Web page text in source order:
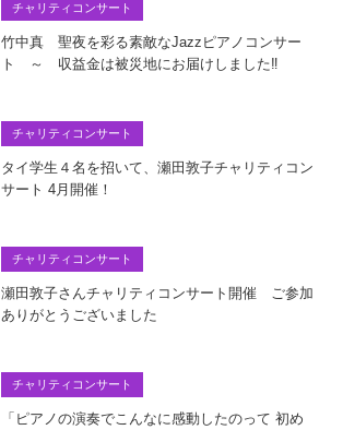
チャリティコンサート
竹中真 聖夜を彩る素敵なJazzピアノコンサー
ト ～ 収益金は被災地にお届けしました‼
チャリティコンサート
タイ学生４名を招いて、瀬田敦子チャリティコン
サート 4月開催！
チャリティコンサート
瀬田敦子さんチャリティコンサート開催 ご参加
ありがとうございました
チャリティコンサート
「ピアノの演奏でこんなに感動したのって 初め